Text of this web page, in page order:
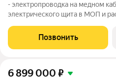
- электропроводка на медном
электрического щита в МОП и
выключатели; - установлена
для самостоятельной установки
Позвонить
6 899 000 ₽